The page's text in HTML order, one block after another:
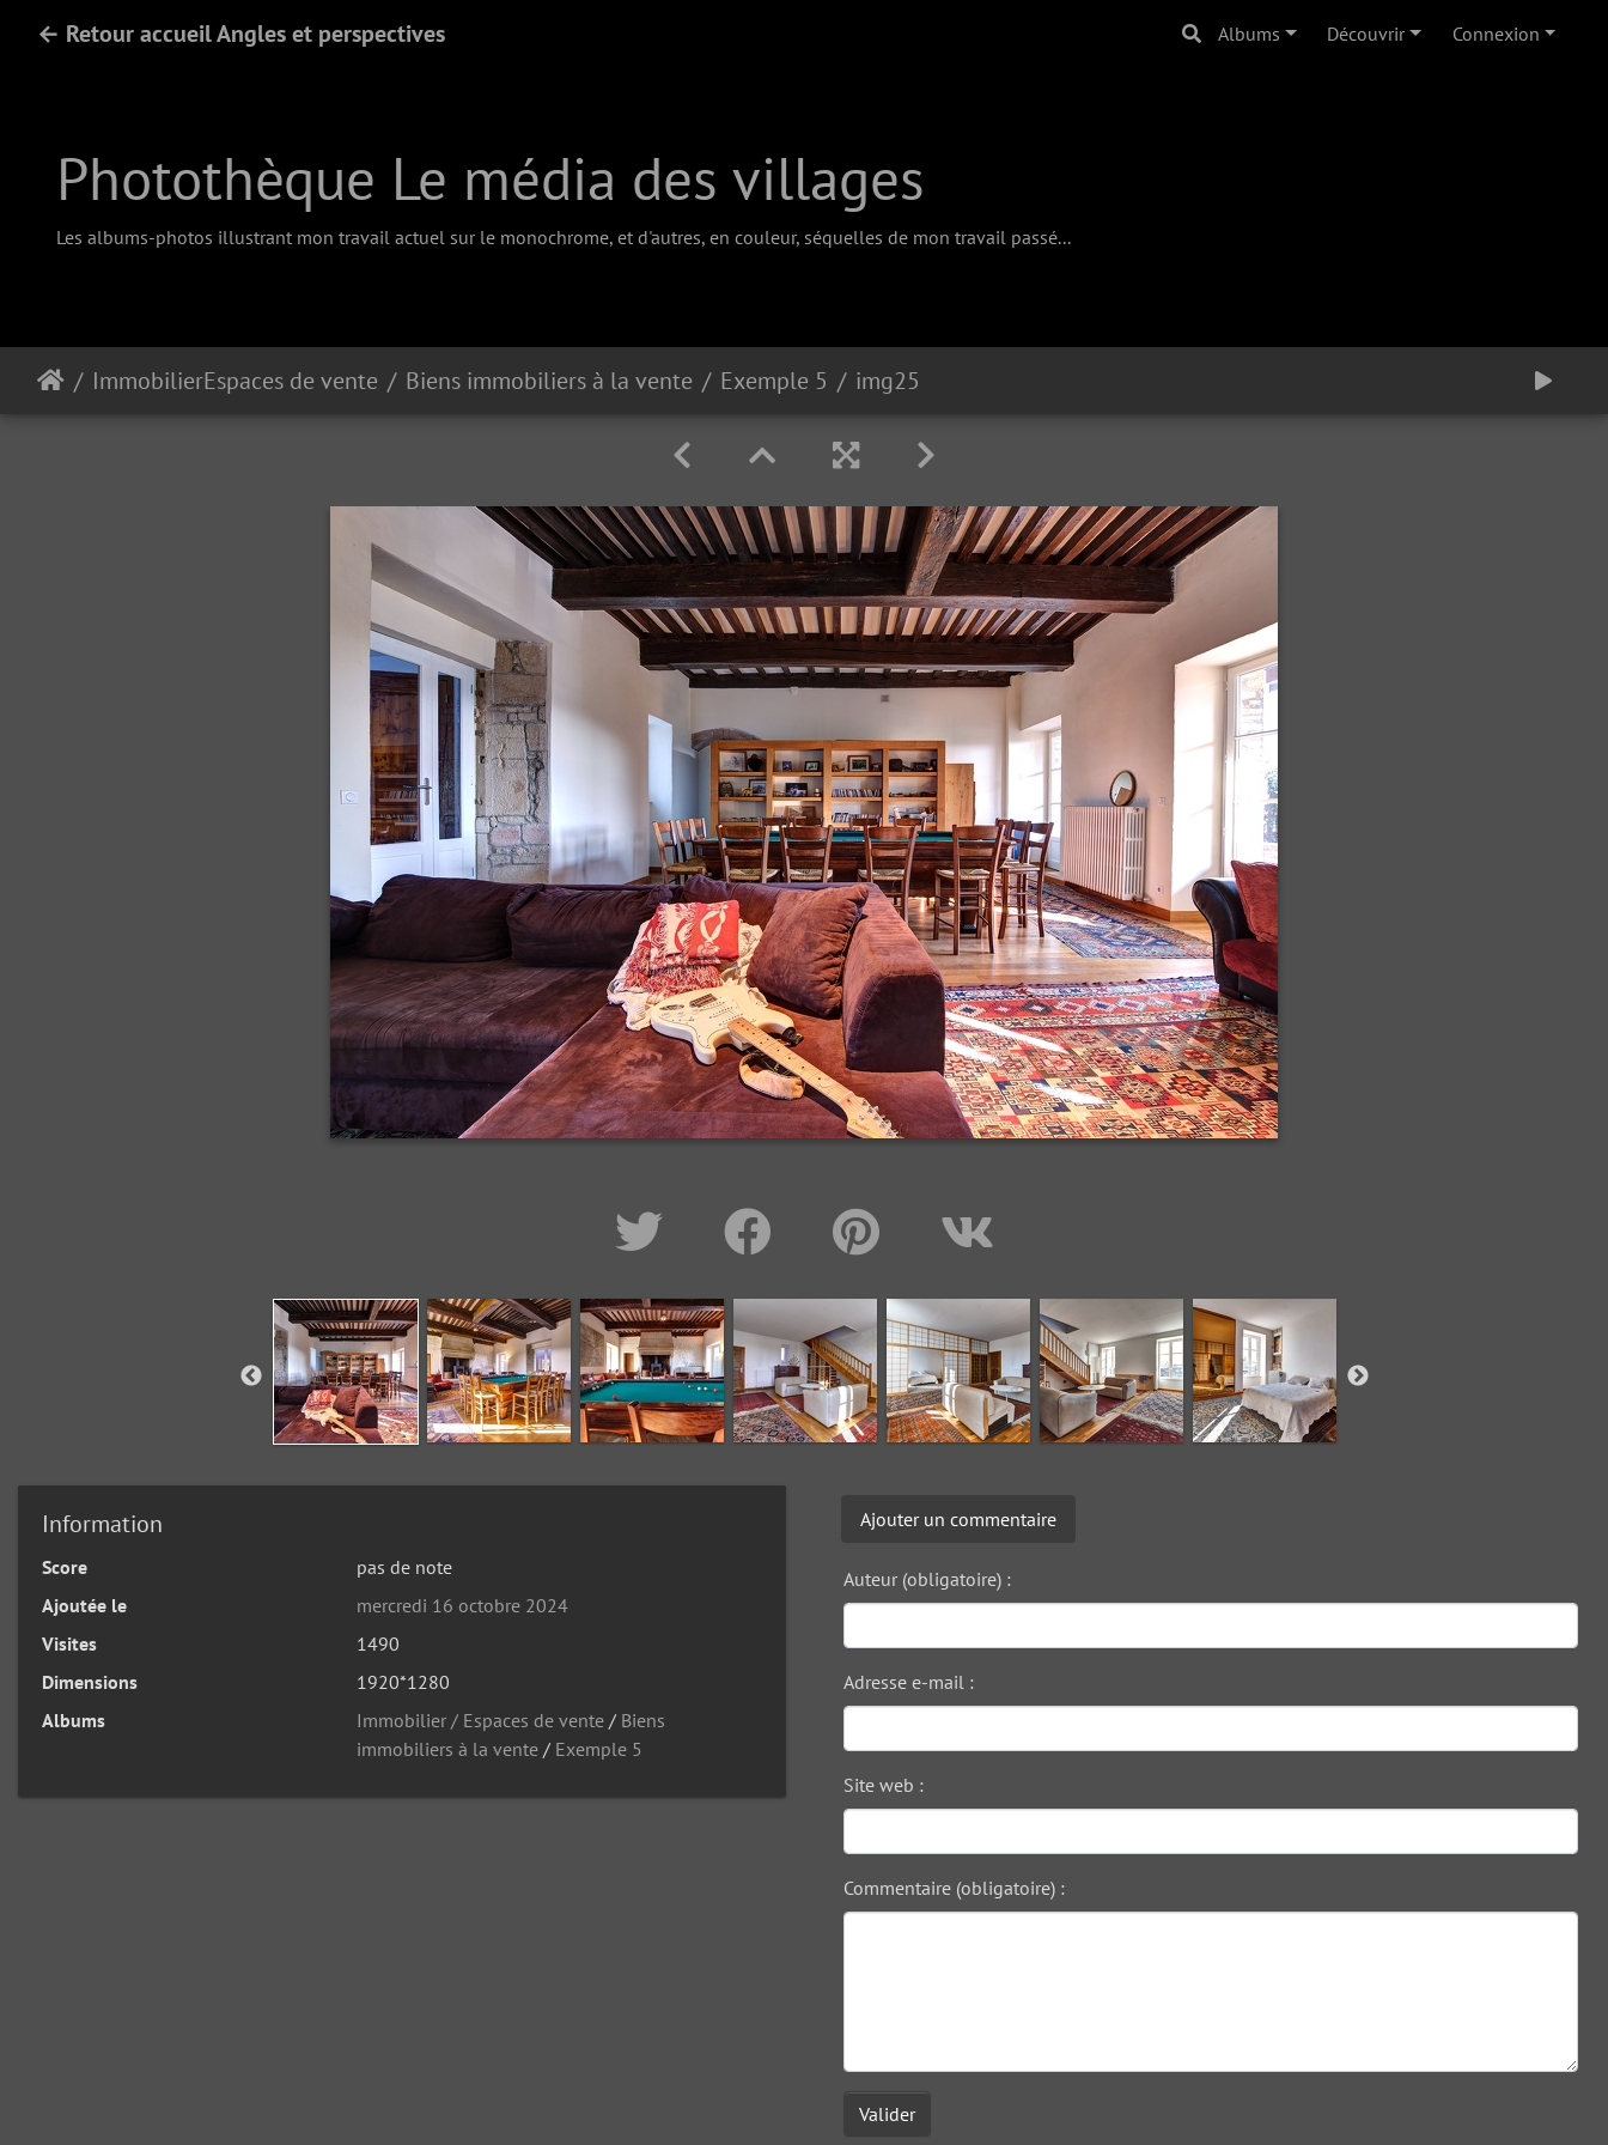
← Retour accueil Angles et perspectives Albums Découvrir Connexion
Photothèque Le média des villages
Les albums-photos illustrant mon travail actuel sur le monochrome, et d'autres, en couleur, séquelles de mon travail passé...
ImmobilierEspaces de vente Biens immobiliers à la vente Exemple 5 img25
Information
Score
pas de note
Ajoutée le
mercredi 16 octobre 2024
Visites
1490
Dimensions
1920*1280
Albums
Immobilier / Espaces de vente / Biens
immobiliers à la vente / Exemple 5
Ajouter un commentaire
Auteur (obligatoire) :
Adresse e-mail :
Site web :
Commentaire (obligatoire) :
Valider